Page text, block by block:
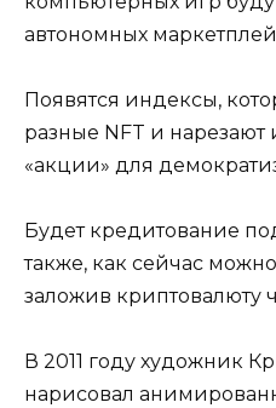
автономных
Появятся индексы,
разные NFT и нарезают
«акции» для
Будет кредитование
также, как сейчас
заложив криптовалюту
В 2011 году художник
нарисовал